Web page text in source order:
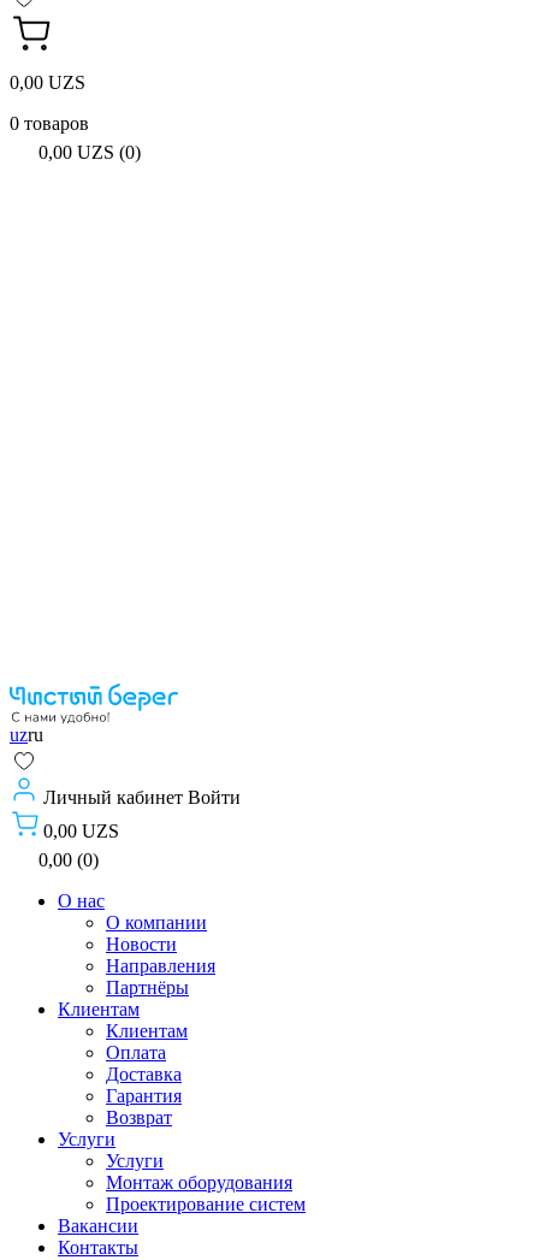
0,00 UZS
0 товаров
0,00 UZS (0)
uzru
Личный кабинет Войти
0,00 UZS
0,00 (0)
О нас
О компании
Новости
Направления
Партнёры
Клиентам
Клиентам
Оплата
Доставка
Гарантия
Возврат
Услуги
Услуги
Монтаж оборудования
Проектирование систем
Вакансии
Контакты